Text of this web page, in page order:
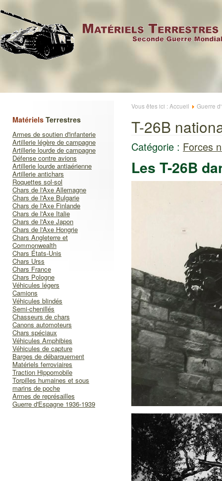
Matériels Terrestres
Armes de soutien d'infanterie
Artillerie légère de campagne
Artillerie lourde de campagne
Défense contre avions
Artillerie lourde antiaérienne
Artillerie antichars
Roquettes sol-sol
Chars de l'Axe Allemagne
Chars de l'Axe Bulgarie
Chars de l'Axe Finlande
Chars de l'Axe Italie
Chars de l'Axe Japon
Chars de l'Axe Hongrie
Chars Angleterre et
Commonwealth
Chars États-Unis
Chars Urss
Chars France
Chars Pologne
Véhicules légers
Camions
Véhicules blindés
Semi-chenillés
Chasseurs de chars
Canons automoteurs
Chars spéciaux
Véhicules Amphibies
Véhicules de capture
Barges de débarquement
Matériels ferroviaires
Traction Hippomobile
Torpilles humaines et sous
marins de poche
Armes de représailles
Guerre d'Espagne 1936-1939
Vous êtes ici : Accueil Guerre
T-26B
Catégorie : Forces
Les T-26B